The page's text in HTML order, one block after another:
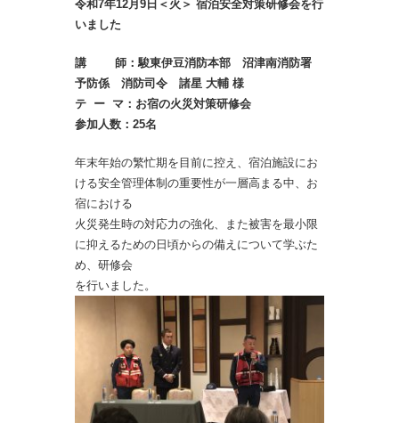
令和7年12月9日＜火＞ 宿泊安全対策研修会を行
いました
講 師：駿東伊豆消防本部 沼津南消防署
予防係 消防司令 諸星 大輔 様
テ ー マ：お宿の火災対策研修会
参加人数：25名
年末年始の繁忙期を目前に控え、宿泊施設にお
ける安全管理体制の重要性が一層高まる中、お
宿における
火災発生時の対応力の強化、また被害を最小限
に抑えるための日頃からの備えについて学ぶた
め、研修会
を行いました。